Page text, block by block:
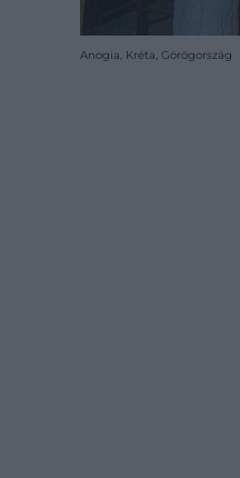
Anogia, Kréta, Görögország